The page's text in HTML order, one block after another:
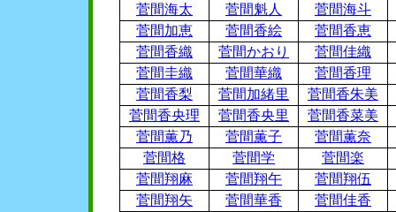
菅間海太
菅間魁人
菅間海斗
菅間加恵
菅間香絵
菅間香恵
菅間香織
菅間かおり
菅間佳織
菅間圭織
菅間華織
菅間香理
菅間香梨
菅間加緒里
菅間香朱美
菅間香央理
菅間香央里
菅間香菜美
菅間薫乃
菅間薫子
菅間薫奈
菅間格
菅間学
菅間楽
菅間翔麻
菅間翔午
菅間翔伍
菅間翔矢
菅間華香
菅間佳香